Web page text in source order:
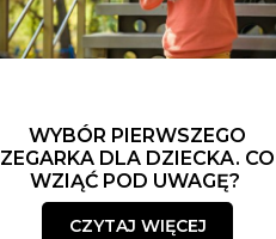
WYBÓR PIERWSZEGO
ZEGARKA DLA DZIECKA. CO
WZIĄĆ POD UWAGĘ?
CZYTAJ WIĘCEJ